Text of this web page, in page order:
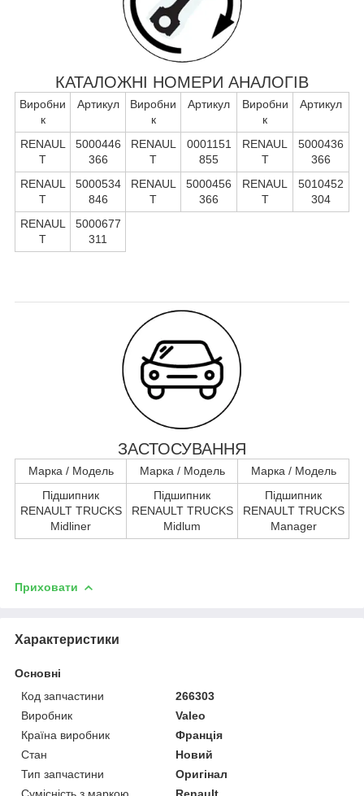
КАТАЛОЖНІ НОМЕРИ АНАЛОГІВ
Виробни
к
Артикул
Виробни
к
Артикул
Виробни
к
Артикул
RENAUL
T
5000446
366
RENAUL
T
0001151
855
RENAUL
T
5000436
366
RENAUL
T
5000534
846
RENAUL
T
5000456
366
RENAUL
T
5010452
304
RENAUL
T
5000677
311
ЗАСТОСУВАННЯ
Марка / Модель Марка / Модель
Марка / Модель
Підшипник
RENAULT TRUCKS
Midliner
Підшипник
RENAULT TRUCKS
Midlum
Підшипник
RENAULT TRUCKS
Manager
Приховати
Характеристики
Основні
Код запчастини
266303
Виробник
Valeo
Країна виробник
Франція
Стан
Новий
Тип запчастини
Оригінал
Сумісність з маркою
Renault